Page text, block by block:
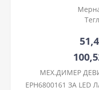
МЕХ.ДИМЕР
EPH6800161 ЗА